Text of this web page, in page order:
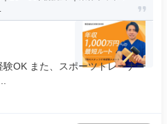
OK また、スポーツトレーナー